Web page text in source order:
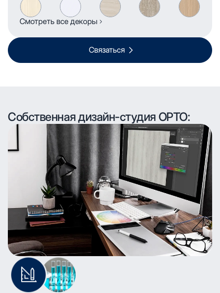
Смотреть все декоры
Связаться
Собственная дизайн-студия ОРТО: